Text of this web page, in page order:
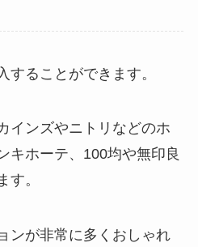
することができます。
インズやニトリなどのホ
キホーテ、100均や無印良
す。
ンが非常に多くおしゃれ